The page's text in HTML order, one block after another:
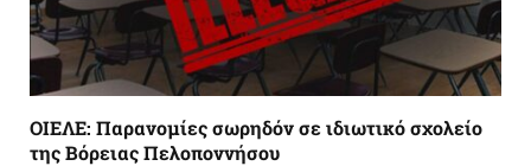
ΟΙΕΛΕ: Παρανομίες σωρηδόν σε ιδιωτικό σχολείο
της Βόρειας Πελοποννήσου